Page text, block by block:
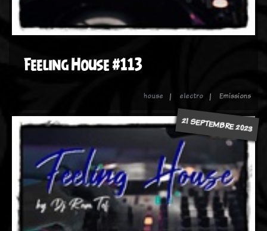
Feeling House #113
house electro Emissions
21 SEPTEMBRE 2023